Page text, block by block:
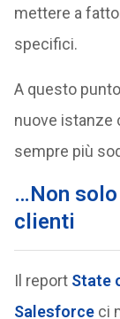
mettere a
specifici.
A questo
nuove istanze
sempre più
…Non solo
clienti
Il report State
Salesforceci